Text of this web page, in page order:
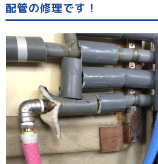
配管の修理です！